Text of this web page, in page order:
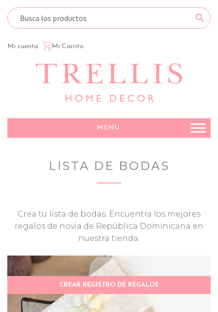
Mi cuenta Mi Carrito
Ir
a
Ir
al
contenido
MENU
LISTA DE BODAS
Crea tu lista de bodas. Encuentra los mejores
regalos de novia de República Dominicana en
nuestra tienda.
CREAR REGISTRO DE REGALOS